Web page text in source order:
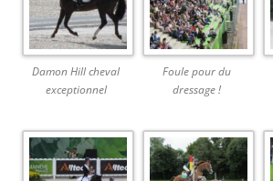
Damon Hill cheval
exceptionnel
Foule pour du
dressage !